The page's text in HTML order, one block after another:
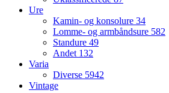
Ure
Kamin- og konsolure 34
Lomme- og armbåndsure 582
Standure 49
Andet 132
Varia
Diverse 5942
Vintage